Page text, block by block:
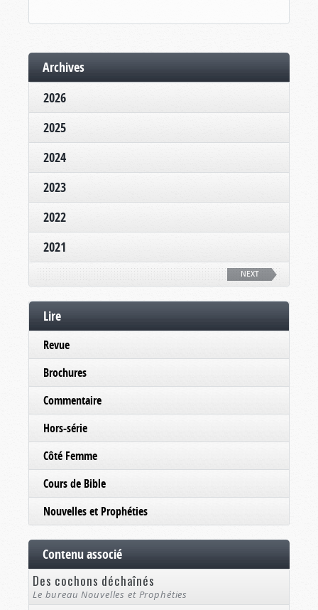
Archives
2026
2025
2024
2023
2022
2021
NEXT
Lire
Revue
Brochures
Commentaire
Hors-série
Côté Femme
Cours de Bible
Nouvelles et Prophéties
Contenu associé
Des cochons déchaînés
Le bureau Nouvelles et Prophéties